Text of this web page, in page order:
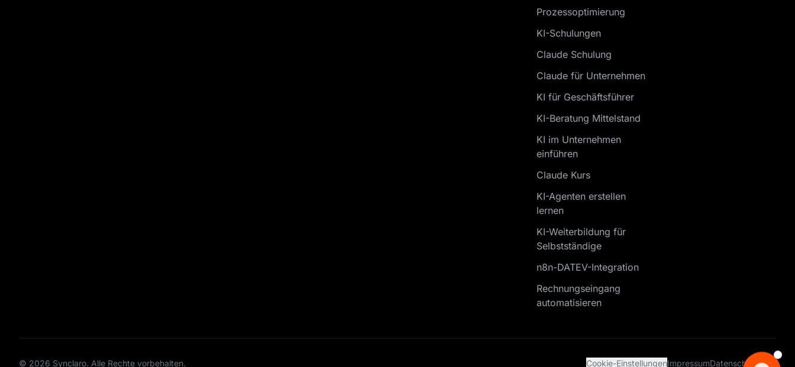
Prozessoptimierung
KI-Schulungen
Claude Schulung
Claude für Unternehmen
KI für Geschäftsführer
KI-Beratung Mittelstand
KI im Unternehmen
einführen
Claude Kurs
KI-Agenten erstellen
lernen
KI-Weiterbildung für
Selbstständige
n8n-DATEV-Integration
Rechnungseingang
automatisieren
© 2026 Synclaro. Alle Rechte vorbehalten. Cookie-EinstellungenImpressumDatenschutzAGB